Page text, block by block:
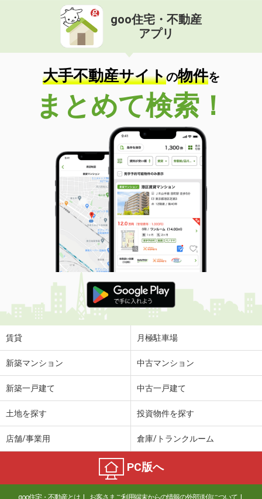
goo住宅・不動産
アプリ
大手不動産サイトの物件を
まとめて検索！
賃貸 月極駐車場
新築マンション 中古マンション
新築一戸建て 中古一戸建て
土地を探す 投資物件を探す
店舗/事業用 倉庫/トランクルーム
PC版へ
goo住宅・不動産とは お客さまご利用端末からの情報の外部送信について